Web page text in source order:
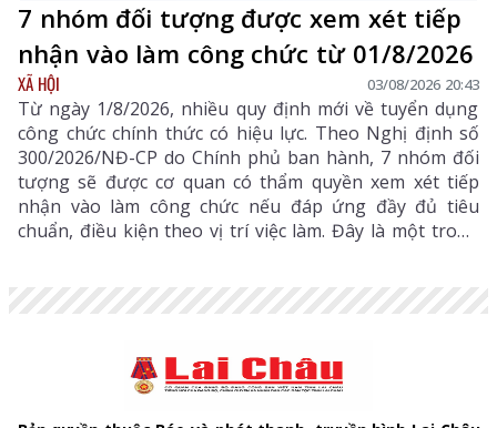
7 nhóm đối tượng được xem xét tiếp
nhận vào làm công chức từ 01/8/2026
XÃ HỘI 03/08/2026 20:43
Từ ngày 1/8/2026, nhiều quy định mới về tuyển dụng
công chức chính thức có hiệu lực. Theo Nghị định số
300/2026/NĐ-CP do Chính phủ ban hành, 7 nhóm đối
tượng sẽ được cơ quan có thẩm quyền xem xét tiếp
nhận vào làm công chức nếu đáp ứng đầy đủ tiêu
chuẩn, điều kiện theo vị trí việc làm. Đây là một trong